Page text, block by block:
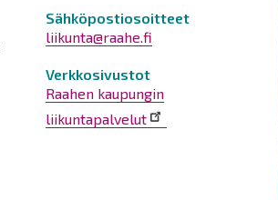
Sähköpostiosoitteet
liikunta@raahe.fi
Verkkosivustot
Raahen kaupungin
liikuntapalvelut